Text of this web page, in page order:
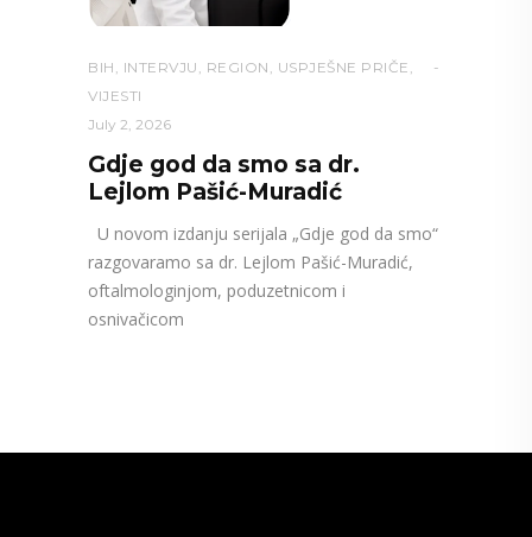
BIH , INTERVJU , REGION , USPJEŠNE PRIČE ,
VIJESTI
July 2, 2026
Gdje god da smo sa dr.
Lejlom Pašić-Muradić
U novom izdanju serijala „Gdje god da smo“
razgovaramo sa dr. Lejlom Pašić-Muradić,
oftalmologinjom, poduzetnicom i
osnivačicom